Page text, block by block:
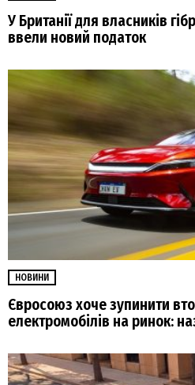
У Британії для власників
ввели новий податок
НОВИНИ
Євросоюз хоче зупинити
електромобілів на ринок: